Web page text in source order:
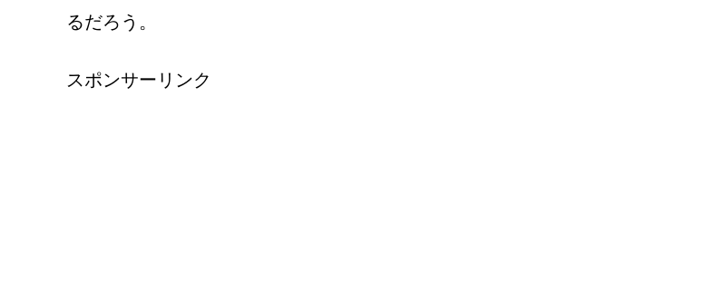
るだろう。
スポンサーリンク